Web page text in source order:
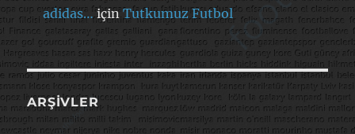
adidas…içinTutkumuz Futbol
ARŞIVLER